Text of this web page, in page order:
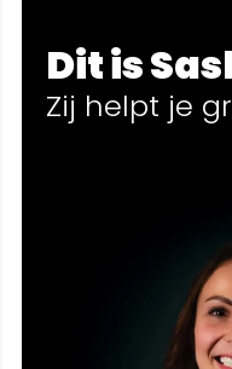
Dit is
Zij helpt je